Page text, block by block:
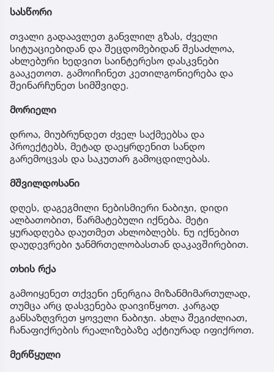
სასწორი
თვალი გადაავლეთ განვლილ გზას, ძველი
სიტუაციებიდან და შეცდომებიდან შესაძლოა,
ახლებური ხედვით საინტერესო დასკვნები
გააკეთოთ. გამოიჩინეთ კეთილგონიერება და
შეინარჩუნეთ სიმშვიდე.
მორიელი
დროა, მიუბრუნდეთ ძველ საქმეებსა და
პროექტებს, მეტად დაეყრდენით სანდო
გარემოცვას და საკუთარ გამოცდილებას.
მშვილდოსანი
დღეს, დაგეგმილი ნებისმიერი ნაბიჯი, დიდი
ალბათობით, წარმატებული იქნება. მეტი
ყურადღება დაუთმეთ ახლობლებს. ნუ იქნებით
დაუდევრები ჯანმრთელობასთან დაკავშირებით.
თხის რქა
გამოიყენეთ თქვენი ენერგია მიზანმიმართულად,
თუმცა არც დასვენება დაივიწყოთ. კარგად
განსაზღვრეთ ყოველი ნაბიჯი. ახლა შეგიძლიათ,
ჩანაფიქრების რეალიზებაზე აქტიურად იფიქროთ.
მერწყული